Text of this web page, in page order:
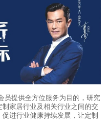
提供全方位服务为目的，研究
家居行业及相关行业之间的交
进行业健康持续发展，让定制